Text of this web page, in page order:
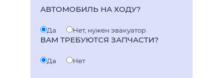
АВТОМОБИЛЬ НА ХОДУ?
Да Нет, нужен эвакуатор
ВАМ ТРЕБУЮТСЯ ЗАПЧАСТИ?
Да Нет